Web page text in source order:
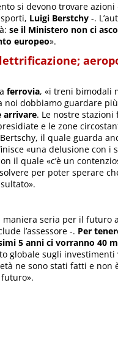
si devono trovare azioni
Luigi Berstchy -.
se il Ministero non ci
europeo».
ferrovia, «i treni bimodali
noi dobbiamo guardare
arrivare. Le nostre stazioni
e le zone
il quale guarda
«una delusione con i
il quale «c’è un
per poter sperare
maniera seria per il futuro
l’assessore -. Per
5 anni ci vorranno 40
globale sugli investimenti
ne sono stati fatti e non